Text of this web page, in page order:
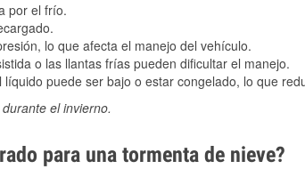
por el frío.
lo que afecta el manejo del vehículo.
o las llantas frías pueden dificultar el manejo.
puede ser bajo o estar congelado, lo que
el invierno.
para una tormenta de nieve?